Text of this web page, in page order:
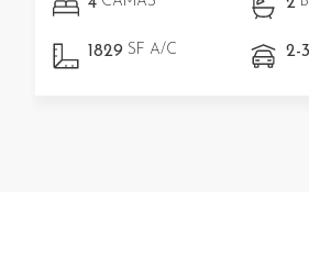
1829 SF A/C 2-3